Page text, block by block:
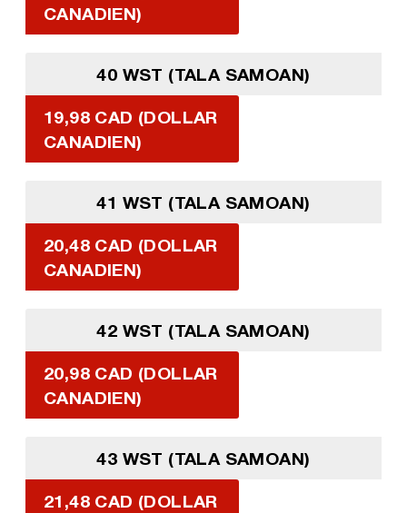
CANADIEN)
40 WST (TALA SAMOAN)
19,98 CAD (DOLLAR
CANADIEN)
41 WST (TALA SAMOAN)
20,48 CAD (DOLLAR
CANADIEN)
42 WST (TALA SAMOAN)
20,98 CAD (DOLLAR
CANADIEN)
43 WST (TALA SAMOAN)
21,48 CAD (DOLLAR